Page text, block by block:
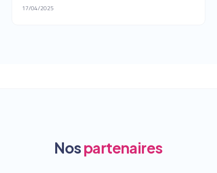
17/04/2025
Nospartenaires